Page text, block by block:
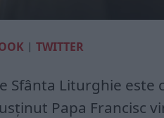
| TWITTER
Sfânta Liturghie este
Papa Francisc